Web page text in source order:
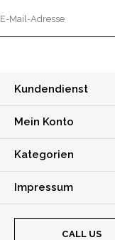
Kundendienst
Mein Konto
Kategorien
Impressum
CALL US